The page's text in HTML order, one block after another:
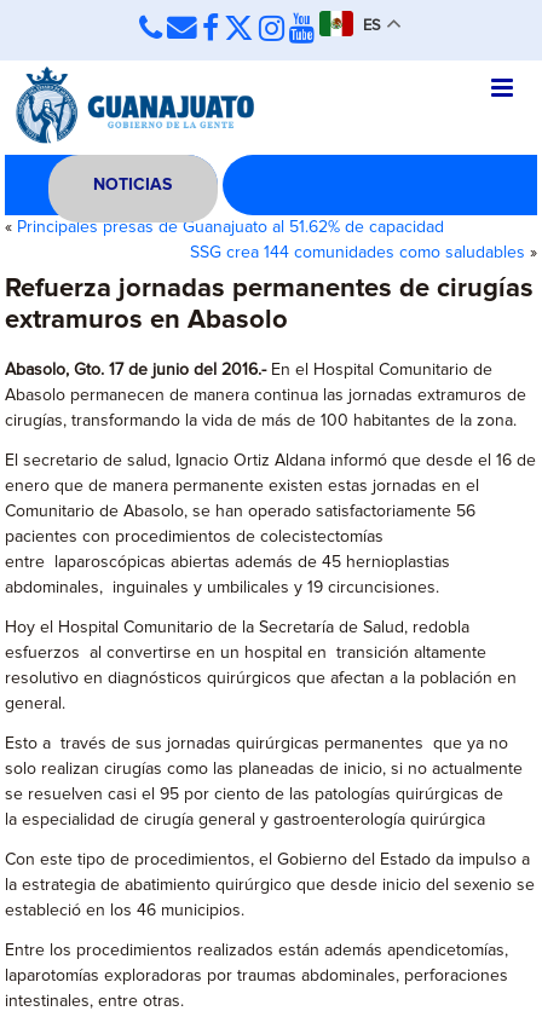
ES
NOTICIAS
« Principales presas de Guanajuato al 51.62% de capacidad
SSG crea 144 comunidades como saludables »
Refuerza jornadas permanentes de cirugías
extramuros en Abasolo
Abasolo, Gto. 17 de junio del 2016.- En el Hospital Comunitario de
Abasolo permanecen de manera continua las jornadas extramuros de
cirugías, transformando la vida de más de 100 habitantes de la zona.
El secretario de salud, Ignacio Ortiz Aldana informó que desde el 16 de
enero que de manera permanente existen estas jornadas en el
Comunitario de Abasolo, se han operado satisfactoriamente 56
pacientes con procedimientos de colecistectomías
entre laparoscópicas abiertas además de 45 hernioplastias
abdominales, inguinales y umbilicales y 19 circuncisiones.
Hoy el Hospital Comunitario de la Secretaría de Salud, redobla
esfuerzos al convertirse en un hospital en transición altamente
resolutivo en diagnósticos quirúrgicos que afectan a la población en
general.
Esto a través de sus jornadas quirúrgicas permanentes que ya no
solo realizan cirugías como las planeadas de inicio, si no actualmente
se resuelven casi el 95 por ciento de las patologías quirúrgicas de
la especialidad de cirugía general y gastroenterología quirúrgica
Con este tipo de procedimientos, el Gobierno del Estado da impulso a
la estrategia de abatimiento quirúrgico que desde inicio del sexenio se
estableció en los 46 municipios.
Entre los procedimientos realizados están además apendicetomías,
laparotomías exploradoras por traumas abdominales, perforaciones
intestinales, entre otras.